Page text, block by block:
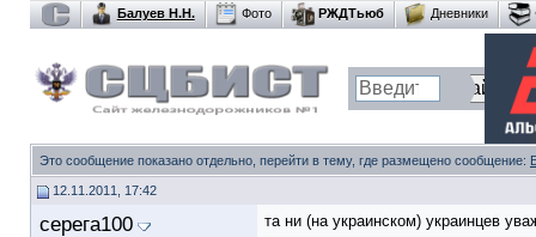
Балуев Н.Н. Фото РЖДТьюб Дневники
Это сообщение показано отдельно, перейти в тему, где размещено сообщение:
12.11.2011, 17:42
серега100 та ни (на украинском) украинцев